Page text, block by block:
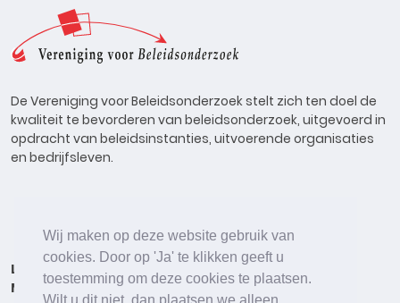
Wij maken op deze website gebruik van
cookies. Door op 'Ja' te klikken geeft u
toestemming om deze cookies te plaatsen.
De Vereniging voor Beleidsonderzoek stelt zich ten doel de
kwaliteit te bevorderen van beleidsonderzoek, uitgevoerd in
opdracht van beleidsinstanties, uitvoerende organisaties
en bedrijfsleven.
Lid worden Onderzoeken Agenda
Vacatures
Meldpunt Beleidsonderzoek Online